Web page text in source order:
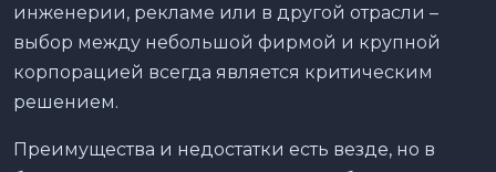
инженерии, рекламе или в другой отрасли –
выбор между небольшой фирмой и крупной
корпорацией всегда является критическим
решением.
Преимущества и недостатки есть везде, но в